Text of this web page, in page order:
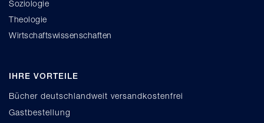
Soziologie
Theologie
Wirtschaftswissenschaften
IHRE VORTEILE
Bücher deutschlandweit versandkostenfrei
Gastbestellung